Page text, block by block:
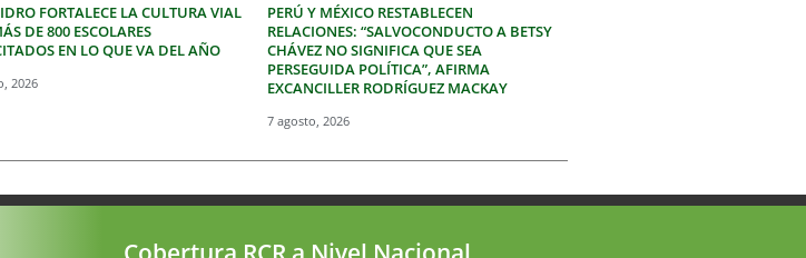
FORTALECE LA CULTURA VIAL
DE 800 ESCOLARES
EN LO QUE VA DEL AÑO
2026
PERÚ Y MÉXICO RESTABLECEN
RELACIONES: “SALVOCONDUCTO A BETSY
CHÁVEZ NO SIGNIFICA QUE SEA
PERSEGUIDA POLÍTICA”, AFIRMA
EXCANCILLER RODRÍGUEZ MACKAY
7 agosto, 2026